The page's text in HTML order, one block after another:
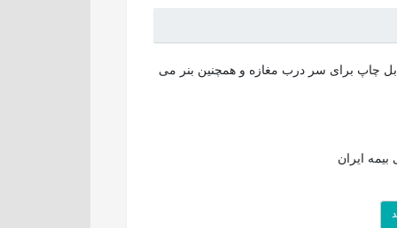
تابلو نمایندگی بیمه ایران در اندازه ۱۰۰*۳۰۰ که قابل چاپ برای سر درب مغازه و همچنین بنر می
بیمه ایران